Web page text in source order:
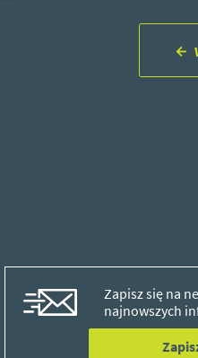
Zapisz się na
najnowszych